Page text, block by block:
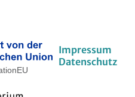
Impressum
Datenschutz